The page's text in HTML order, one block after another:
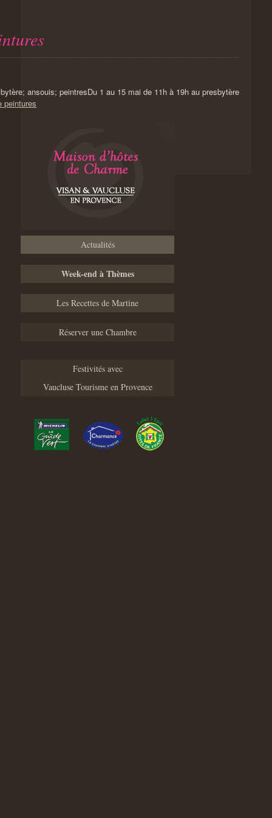
Du 1 au 15 mai de 11h à 19h au presbytère
peintures
Actualités
Week-end à Thèmes
Les Recettes de Martine
Réserver une Chambre
Festivités avec
Vaucluse Tourisme en Provence